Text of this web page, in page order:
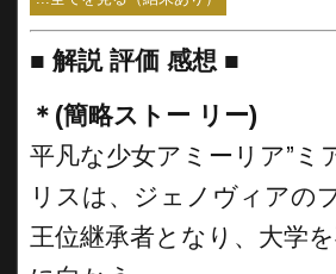
■ 解説 評価 感想 ■
＊(簡略ストー リー)
平凡な少女アミーリア”ミ
リスは、ジェノヴィアの
王位継承者となり、大学